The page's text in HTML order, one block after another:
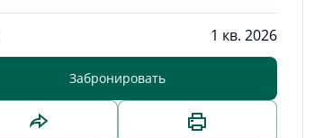
1 кв. 2026
Забронировать